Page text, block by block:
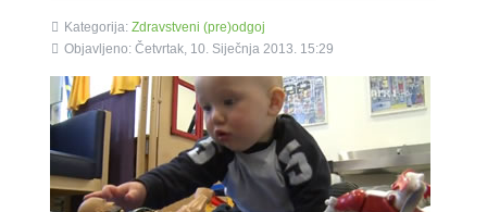
Kategorija: Zdravstveni (pre)odgoj
Objavljeno: Četvrtak, 10. Siječnja 2013. 15:29